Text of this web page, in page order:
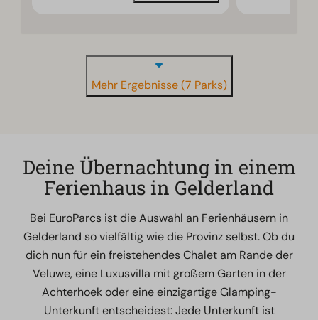
Mehr Ergebnisse (7 Parks)
Deine Übernachtung in einem
Ferienhaus in Gelderland
Bei EuroParcs ist die Auswahl an Ferienhäusern in
Gelderland so vielfältig wie die Provinz selbst. Ob du
dich nun für ein freistehendes Chalet am Rande der
Veluwe, eine Luxusvilla mit großem Garten in der
Achterhoek oder eine einzigartige Glamping-
Unterkunft entscheidest: Jede Unterkunft ist